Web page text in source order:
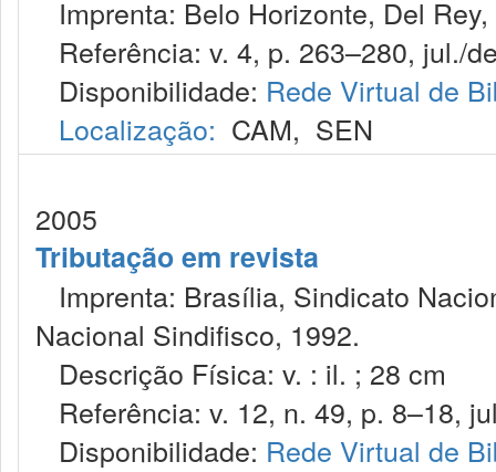
Imprenta: Belo Horizonte, Del
Referência: v. 4, p. 263–280, jul./
Disponibilidade: Rede Virtual de
Localização: CAM, SEN
2005
Tributação em revista
Imprenta: Brasília, Sindicato
Nacional Sindifisco, 1992.
Descrição Física: v. : il. ; 28 cm
Referência: v. 12, n. 49, p. 8–18,
Disponibilidade: Rede Virtual de